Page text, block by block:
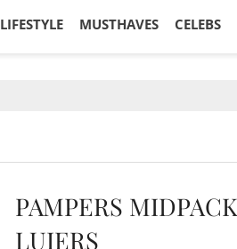
LIFESTYLE MUSTHAVES CELEBS
PAMPERS
LUIERS